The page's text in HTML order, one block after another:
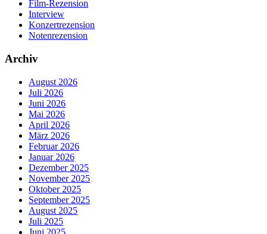
Film-Rezension
Interview
Konzertrezension
Notenrezension
Archiv
August 2026
Juli 2026
Juni 2026
Mai 2026
April 2026
März 2026
Februar 2026
Januar 2026
Dezember 2025
November 2025
Oktober 2025
September 2025
August 2025
Juli 2025
Juni 2025